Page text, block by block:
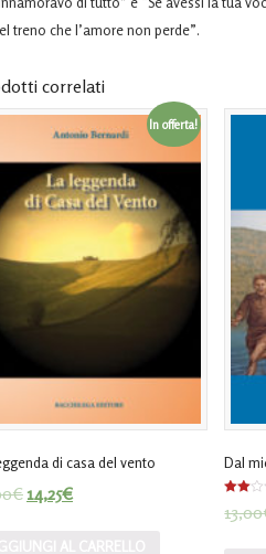
treno che l’amore non perde”.
correlati
In offerta!
di casa del vento
€14,25€
Dal
2.00
13,00